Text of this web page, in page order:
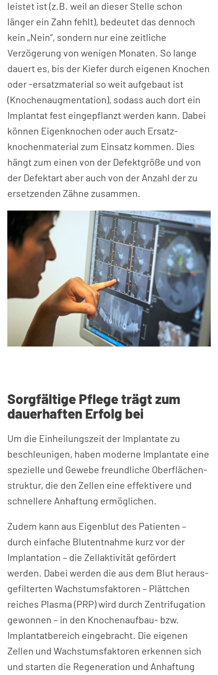
leistet ist (z.B. weil an dieser Stelle schon
länger ein Zahn fehlt), bedeutet das dennoch
kein „Nein“, sondern nur eine zeitliche
Verzögerung von wenigen Monaten. So lange
dauert es, bis der Kiefer durch eigenen Knochen
oder -ersatzmaterial so weit aufgebaut ist
(Knochen­augmentation), sodass auch dort ein
Implantat fest einge­pflanzt werden kann. Dabei
können Eigen­knochen oder auch Ersatz­
knochen­material zum Einsatz kommen. Dies
hängt zum einen von der Defektgröße und von
der Defektart aber auch von der Anzahl der zu
ersetzenden Zähne zusammen.
Sorgfältige Pflege trägt zum
dauerhaften Erfolg bei
Um die Einheilungs­zeit der Implantate zu
beschleunigen, haben moderne Implantate eine
spezielle und Gewebe freundliche Ober­flächen­
struktur, die den Zellen eine effektivere und
schnellere Anhaftung ermöglichen.
Zudem kann aus Eigenblut des Patienten –
durch einfache Blutentnahme kurz vor der
Implantation – die Zell­aktivität gefördert
werden. Dabei werden die aus dem Blut heraus­
gefilterten Wachstums­faktoren – Plättchen
reiches Plasma (PRP) wird durch Zentrifugation
gewonnen – in den Knochen­aufbau- bzw.
Implantat­bereich eingebracht. Die eigenen
Zellen und Wachstums­faktoren erkennen sich
und starten die Regeneration und Anhaftung